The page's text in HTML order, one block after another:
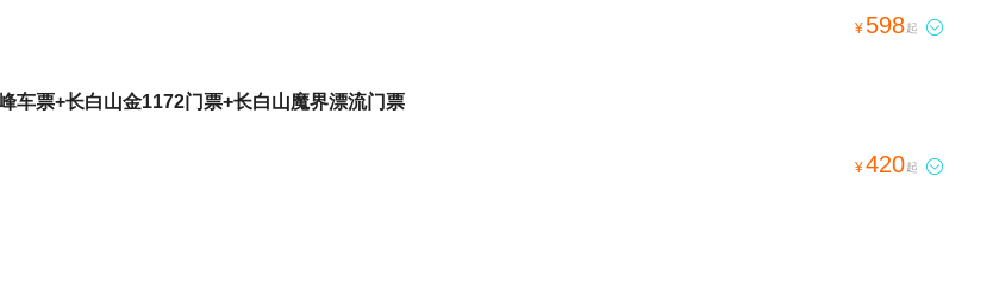
¥ 598起 
车票+长白山金1172门票+长白山魔界漂流门票
¥420起 